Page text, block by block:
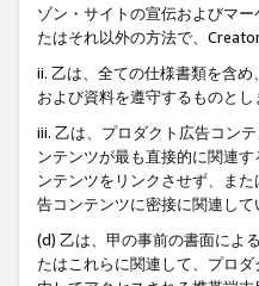
ゾン・サイトの宣伝およびマ
たはそれ以外の方法で、
ii. 乙は、全ての仕様書類を含
および資料を遵守するものとし
iii. 乙は、プロダクト広告コン
ンテンツが最も直接的に関連
ンテンツをリンクさせず、ま
告コンテンツに密接に関連し
(d) 乙は、甲の事前の書面によ
たはこれらに関連して、プロ